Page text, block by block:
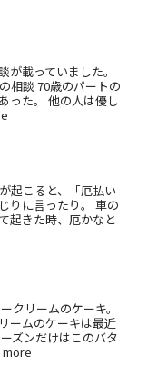
載っていました。
相談 70歳のパートの
った。 他の人は優し
起こると、「厄払い
りに言ったり。 車の
起きた時、厄かなと
クリームのケーキ。
ームのケーキは最近
ズンだけはこのバタ
more